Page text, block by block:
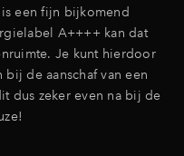
een fijn bijkomend
A++++ kan dat
Je kunt hierdoor
de aanschaf van een
dus zeker even na bij de